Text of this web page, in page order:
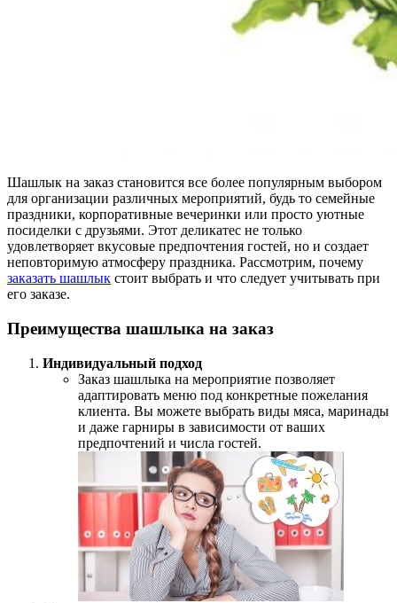
Шашлык на заказ становится все более популярным выбором
для организации различных мероприятий, будь то семейные
праздники, корпоративные вечеринки или просто уютные
посиделки с друзьями. Этот деликатес не только
удовлетворяет вкусовые предпочтения гостей, но и создает
неповторимую атмосферу праздника. Рассмотрим, почему
заказать шашлык стоит выбрать и что следует учитывать при
его заказе.
Преимущества шашлыка на заказ
Индивидуальный подход
Заказ шашлыка на мероприятие позволяет
адаптировать меню под конкретные пожелания
клиента. Вы можете выбрать виды мяса, маринады
и даже гарниры в зависимости от ваших
предпочтений и числа гостей.